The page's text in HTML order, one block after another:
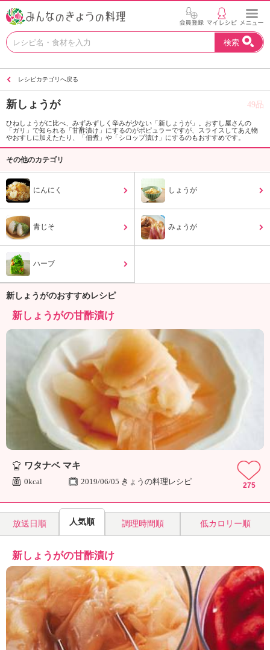
お
い
を
見
つ
よ
N
エ
ケ
ナ
ル
み
ん
な
き
ょ
う
理
検索
レシピカテゴリへ戻る
新しょうが 49品
ひねしょうがに比べ、みずみずしく辛みが少ない「新しょうが」。おすし屋さんの
「ガリ」で知られる「甘酢漬け」にするのがポピュラーですが、スライスしてあえ物
やおすしに加えたたり、「佃煮」や「シロップ漬け」にするのもおすすめです。
その他のカテゴリ
にんにく しょうが
青じそ みょうが
ハーブ
新しょうがのおすすめレシピ
新しょうがの甘酢漬け
ワタナベ マキ
0kcal 2019/06/05 きょうの料理レシピ 275
放送日順 人気順 調理時間順 低カロリー順
新しょうがの甘酢漬け